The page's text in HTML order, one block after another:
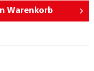
Warenkorb